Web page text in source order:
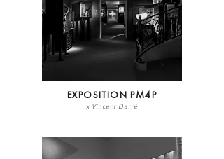
EXPOSITION PM4P
x Vincent Darré